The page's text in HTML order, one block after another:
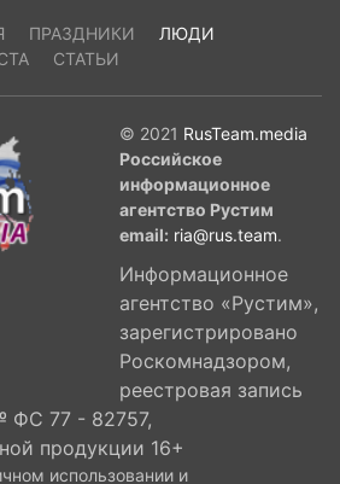
ПРАЗДНИКИ
ЛЮДИ
СТАТЬИ
© 2021 RusTeam.media
Российское
информационное
агентство Рустим
email: ria@rus.team.
Информационное
агентство «Рустим»,
зарегистрировано
Роскомнадзором,
реестровая запись
ФС 77 - 82757,
продукции 16+
использовании и